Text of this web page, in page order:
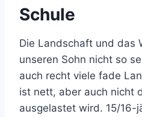
Schule
Die Landschaft und das
unseren Sohn nicht so
auch recht viele fade
ist nett, aber auch nicht
ausgelastet wird. 15/16-